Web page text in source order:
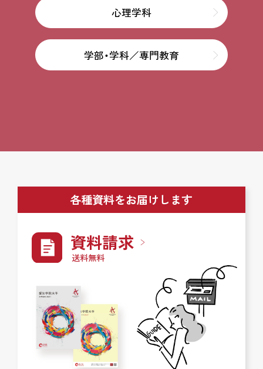
心理学科
学部・学科／専門教育
各種資料をお届けします
資料請求
送料無料